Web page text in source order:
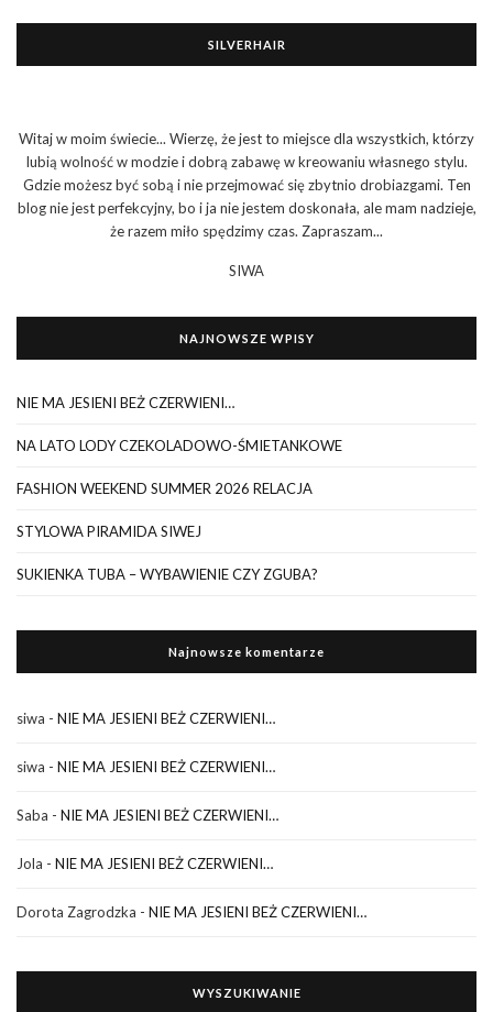
SILVERHAIR
Witaj w moim świecie... Wierzę, że jest to miejsce dla wszystkich, którzy
lubią wolność w modzie i dobrą zabawę w kreowaniu własnego stylu.
Gdzie możesz być sobą i nie przejmować się zbytnio drobiazgami. Ten
blog nie jest perfekcyjny, bo i ja nie jestem doskonała, ale mam nadzieje,
że razem miło spędzimy czas. Zapraszam...
SIWA
NAJNOWSZE WPISY
NIE MA JESIENI BEŻ CZERWIENI…
NA LATO LODY CZEKOLADOWO-ŚMIETANKOWE
FASHION WEEKEND SUMMER 2026 RELACJA
STYLOWA PIRAMIDA SIWEJ
SUKIENKA TUBA – WYBAWIENIE CZY ZGUBA?
Najnowsze komentarze
siwa - NIE MA JESIENI BEŻ CZERWIENI…
siwa - NIE MA JESIENI BEŻ CZERWIENI…
Saba - NIE MA JESIENI BEŻ CZERWIENI…
Jola - NIE MA JESIENI BEŻ CZERWIENI…
Dorota Zagrodzka - NIE MA JESIENI BEŻ CZERWIENI…
WYSZUKIWANIE